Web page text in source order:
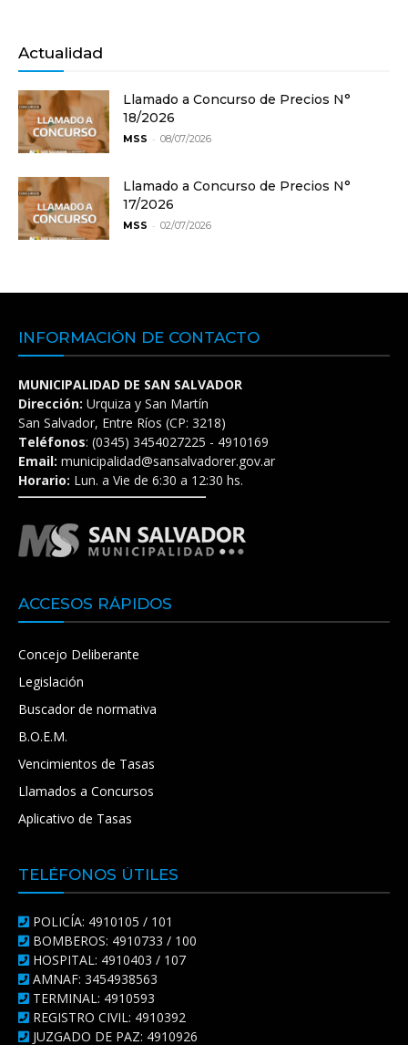
Actualidad
Llamado a Concurso de Precios N°
18/2026
MSS - 08/07/2026
Llamado a Concurso de Precios N°
17/2026
MSS - 02/07/2026
INFORMACIÓN DE CONTACTO
MUNICIPALIDAD DE SAN SALVADOR
Dirección: Urquiza y San Martín
San Salvador, Entre Ríos (CP: 3218)
Teléfonos: (0345) 3454027225 - 4910169
Email: municipalidad@sansalvadorer.gov.ar
Horario: Lun. a Vie de 6:30 a 12:30 hs.
ACCESOS RÁPIDOS
Concejo Deliberante
Legislación
Buscador de normativa
B.O.E.M.
Vencimientos de Tasas
Llamados a Concursos
Aplicativo de Tasas
TELÉFONOS ÚTILES
POLICÍA: 4910105 / 101
BOMBEROS: 4910733 / 100
HOSPITAL: 4910403 / 107
AMNAF: 3454938563
TERMINAL: 4910593
REGISTRO CIVIL: 4910392
JUZGADO DE PAZ: 4910926